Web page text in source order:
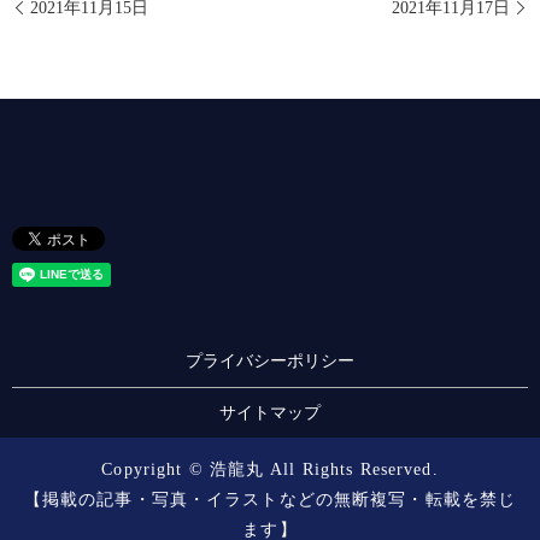
2021年11月15日 2021年11月17日
プライバシーポリシー
サイトマップ
Copyright © 浩龍丸 All Rights Reserved.
【掲載の記事・写真・イラストなどの無断複写・転載を禁じ
ます】